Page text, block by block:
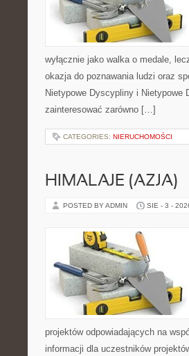
wyłącznie jako walka o medale,
okazja do poznawania ludzi oraz
Nietypowe Dyscypliny i Nietypowe
zainteresować zarówno […]
CATEGORIES: NIERUCHOMOŚCI
HIMALAJE (AZJA)
POSTED BY ADMIN SIE - 3 -
projektów odpowiadających na
informacji dla uczestników